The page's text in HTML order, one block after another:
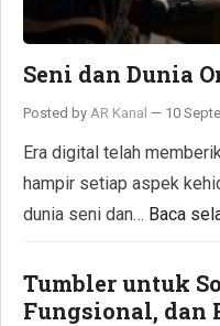
Seni dan Dunia
Posted by AR Kanal — 10
Era digital telah
hampir setiap aspek
dunia seni dan… Baca
Tumbler untuk
Fungsional, dan